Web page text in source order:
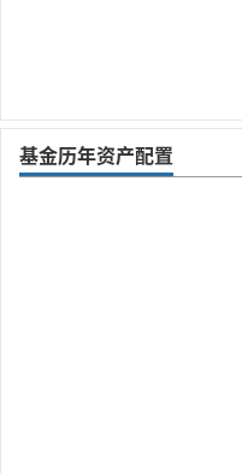
基金历年资产配置